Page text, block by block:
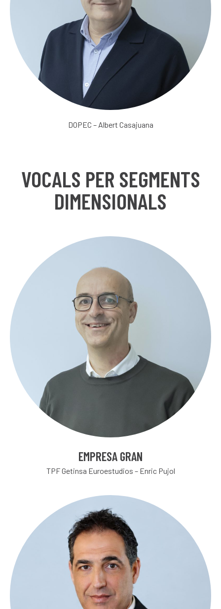
DOPEC – Albert Casajuana
VOCALS PER SEGMENTS
DIMENSIONALS
EMPRESA GRAN
TPF Getinsa Euroestudios – Enric Pujol